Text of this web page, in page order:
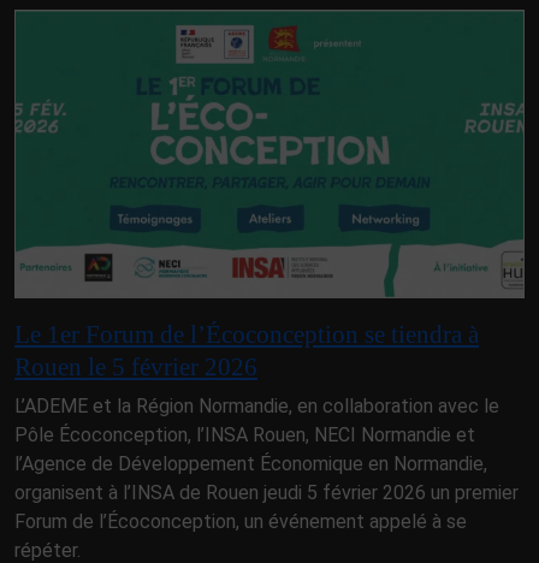
Le 1er Forum de l’Écoconception se tiendra à
Rouen le 5 février 2026
L’ADEME et la Région Normandie, en collaboration avec le
Pôle Écoconception, l’INSA Rouen, NECI Normandie et
l’Agence de Développement Économique en Normandie,
organisent à l’INSA de Rouen jeudi 5 février 2026 un premier
Forum de l’Écoconception, un événement appelé à se
répéter.